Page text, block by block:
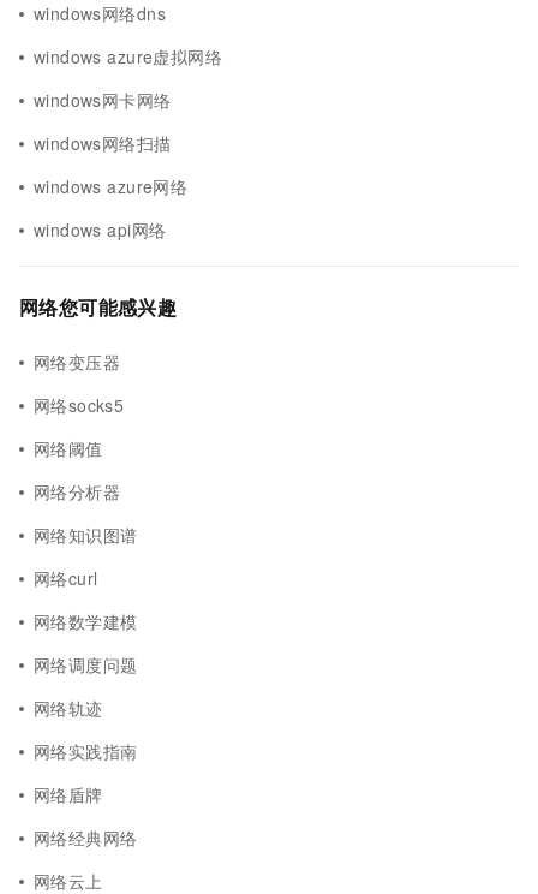
windows网络dns
windows azure虚拟网络
windows网卡网络
windows网络扫描
windows azure网络
windows api网络
网络您可能感兴趣
网络变压器
网络socks5
网络阈值
网络分析器
网络知识图谱
网络curl
网络数学建模
网络调度问题
网络轨迹
网络实践指南
网络盾牌
网络经典网络
网络云上